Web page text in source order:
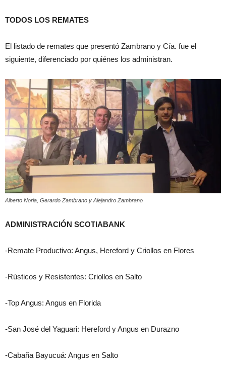
TODOS LOS REMATES
El listado de remates que presentó Zambrano y Cía. fue el
siguiente, diferenciado por quiénes los administran.
Alberto Noria, Gerardo Zambrano y Alejandro Zambrano
ADMINISTRACIÓN SCOTIABANK
-Remate Productivo: Angus, Hereford y Criollos en Flores
-Rústicos y Resistentes: Criollos en Salto
-Top Angus: Angus en Florida
-San José del Yaguari: Hereford y Angus en Durazno
-Cabaña Bayucuá: Angus en Salto